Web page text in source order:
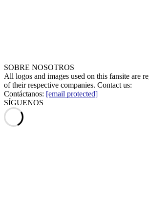
SOBRE NOSOTROS
All logos and images used on this fansite are
of their respective companies. Contact us:
Contáctanos: [email protected]
SÍGUENOS